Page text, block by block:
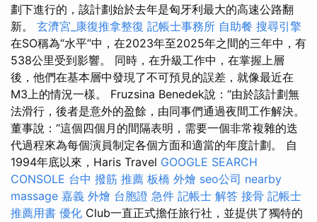
劃下進行的，該計劃始於去年是匈牙利最大的高速公路翻
新。 玄濟宮_康復推拿整復 記帳士事務所 自助餐 搜尋引擎
在SO稱為“水平”中，在2023年至2025年之間的三年中，有
538公里受到影響。 同時，在升級工作中，在掌握上層
後，他們在基本層中發現了不可預見的誤差，就像最近在
M3上的情況一樣。 Fruzsina Benedek說：“由於該計劃無
法滑行，後者是意外的盈餘，由同事們通過夜間工作解決。
董事說：“這個四個月的間隔表明，需要一個非常複雜的迭
代過程來為每個演員制定各個方面和適當的年度計劃。 自
1994年底以來，Haris Travel GOOGLE SEARCH
CONSOLE 台中 撥筋 推薦 板橋 外燴 seo公司 nearby
massage 嘉義 外燴 台胞證 急件 記帳士 解答 接骨 記帳士
推薦用書 優化 Club一直正式擔任旅行社，並提供了獨特的